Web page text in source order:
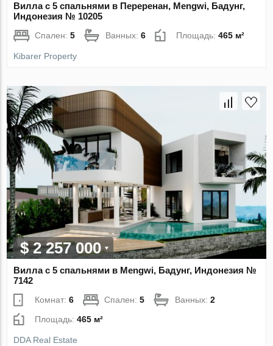
Вилла с 5 спальнями в Переренан, Mengwi, Бадунг,
Индонезия № 10205
Спален:5 Ванных:6 Площадь:465 м²
Kibarer Property
$ 2 257 000
Вилла с 5 спальнями в Mengwi, Бадунг, Индонезия №
7142
Комнат:6 Спален:5 Ванных:2
Площадь:465 м²
DDA Real Estate